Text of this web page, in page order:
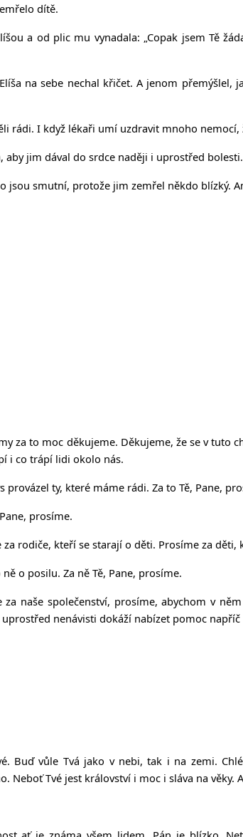
dítě.
a od plic mu vynadala: „Copak jsem Tě
na sebe nechal křičet. A jenom
rádi. I když lékaři umí uzdravit mnoho
jim dával do srdce naději i uprostřed
jsou smutní, protože jim zemřel někdo blízký.
za to moc děkujeme. Děkujeme, že se v
i co trápí lidi okolo nás.
ty, které máme rádi. Za to Tě, Pane,
prosíme.
rodiče, kteří se starají o děti. Prosíme za děti,
o posilu. Za ně Tě, Pane, prosíme.
naše společenství, prosíme, abychom v
nenávisti dokáží nabízet pomoc napříč
Buď vůle Tvá jako v nebi, tak i na zemi.
Neboť Tvé jest království i moc i sláva na věky.